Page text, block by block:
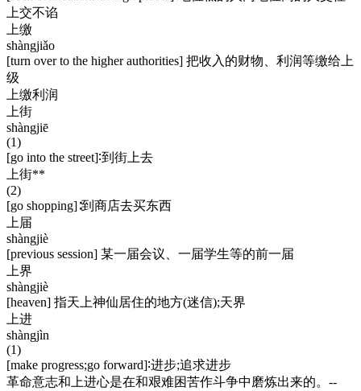
上交不谄
上缴
shàngjiǎo
[turn over to the higher authorities] 把收入的财物、利润等缴给上
级
上缴利润
上街
shàngjiē
(1)
[go into the street]∶到街上去
上街**
(2)
[go shopping]∶到商店去买东西
上届
shàngjiè
[previous session] 某一届会议、一届学生等的前一届
上界
shàngjiè
[heaven] 指天上神仙居住的地方(迷信);天界
上进
shàngjìn
(1)
[make progress;go forward]∶进步;追求进步
革命意志和上进心是在和艰难困苦作斗争中磨炼出来的。--